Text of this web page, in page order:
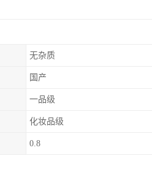
无杂质
国产
一品级
化妆品级
0.8